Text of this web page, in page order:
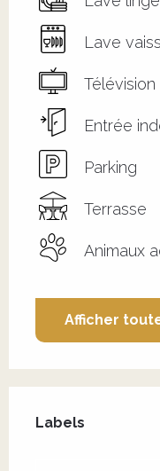
Lave
Télévision
Entrée
Parking
Terrasse
Animaux
Afficher
Labels
Labels